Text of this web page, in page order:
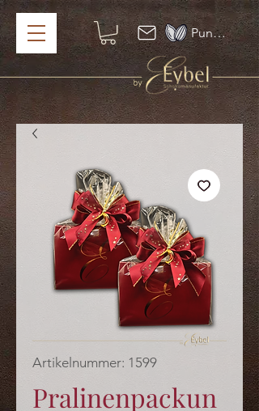
Punkte ansehen
Artikelnummer: 1599
Pralinenpackun